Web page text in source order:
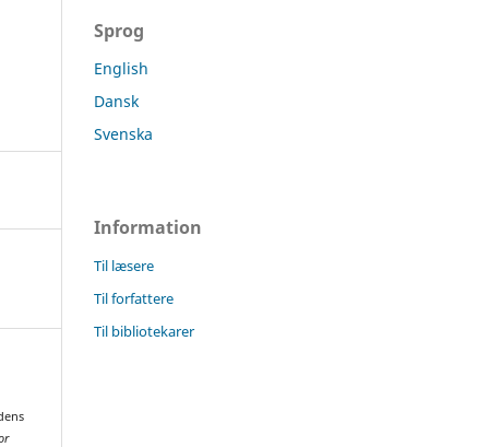
Sprog
English
Dansk
Svenska
Information
Til læsere
Til forfattere
Til bibliotekarer